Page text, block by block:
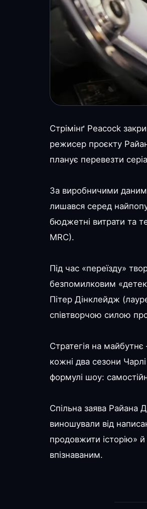
Стрімінґ Peacock
режисер проєкту
планує перевезти
За виробничими
лишався серед
бюджетні витрати та
MRC).
Під час «переїзду»
безпомилковим
Пітер Дінклейдж
співтворчою силою
Стратегія на
кожні два сезони
формулі шоу:
Спільна заява Райана
виношували від
продовжити історію»
впізнаваним.